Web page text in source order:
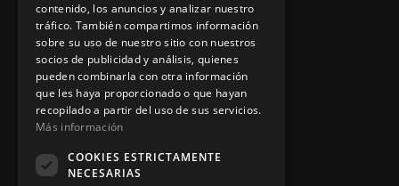
App Zine Hostelería
contenido, los anuncios y analizar nuestro
tráfico. También compartimos información
sobre su uso de nuestro sitio con nuestros
socios de publicidad y análisis, quienes
pueden combinarla con otra información
que les haya proporcionado o que hayan
recopilado a partir del uso de sus servicios.
Más información
COOKIES ESTRICTAMENTE
NECESARIAS